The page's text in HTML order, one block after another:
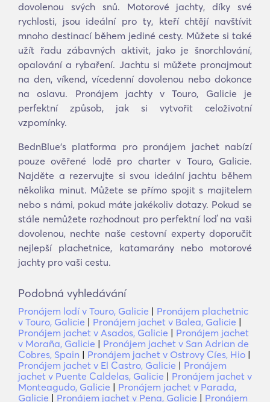
dovolenou svých snů. Motorové jachty, díky své
rychlosti, jsou ideální pro ty, kteří chtějí navštívit
mnoho destinací během jediné cesty. Můžete si také
užít řadu zábavných aktivit, jako je šnorchlování,
opalování a rybaření. Jachtu si můžete pronajmout
na den, víkend, vícedenní dovolenou nebo dokonce
na oslavu. Pronájem jachty v Touro, Galicie je
perfektní způsob, jak si vytvořit celoživotní
vzpomínky.
BednBlue's platforma pro pronájem jachet nabízí
pouze ověřené lodě pro charter v Touro, Galicie.
Najděte a rezervujte si svou ideální jachtu během
několika minut. Můžete se přímo spojit s majitelem
nebo s námi, pokud máte jakékoliv dotazy. Pokud se
stále nemůžete rozhodnout pro perfektní loď na vaši
dovolenou, nechte naše cestovní experty doporučit
nejlepší plachetnice, katamarány nebo motorové
jachty pro vaši cestu.
Podobná vyhledávání
Pronájem lodí v Touro, Galicie | Pronájem plachetnic
v Touro, Galicie | Pronájem jachet v Balea, Galicie |
Pronájem jachet v Asados, Galicie | Pronájem jachet
v Moraña, Galicie | Pronájem jachet v San Adrian de
Cobres, Spain | Pronájem jachet v Ostrovy Cíes, Hio |
Pronájem jachet v El Castro, Galicie | Pronájem
jachet v Puente Caldelas, Galicie | Pronájem jachet v
Monteagudo, Galicie | Pronájem jachet v Parada,
Galicie | Pronájem jachet v Pena, Galicie | Pronájem